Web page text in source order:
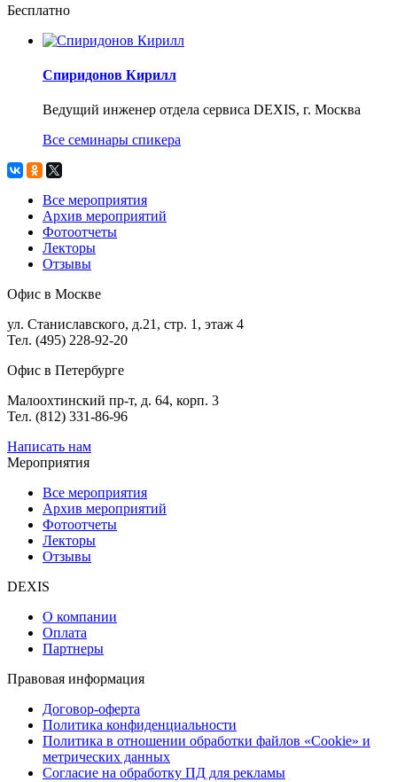
Бесплатно
Спиридонов Кирилл
Ведущий инженер отдела сервиса DEXIS, г. Москва
Все семинары спикера
Все мероприятия
Архив мероприятий
Фотоотчеты
Лекторы
Отзывы
Офис в Москве
ул. Станиславского, д.21, стр. 1, этаж 4
Тел. (495) 228-92-20
Офис в Петербурге
Малоохтинский пр-т, д. 64, корп. 3
Тел. (812) 331-86-96
Написать нам
Мероприятия
Все мероприятия
Архив мероприятий
Фотоотчеты
Лекторы
Отзывы
DEXIS
О компании
Оплата
Партнеры
Правовая информация
Договор-оферта
Политика конфиденциальности
Политика в отношении обработки файлов «Cookie» и
метрических данных
Согласие на обработку ПД для рекламы